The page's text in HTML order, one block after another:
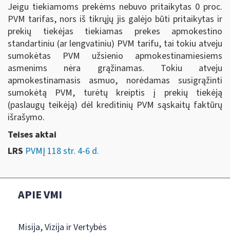
Jeigu tiekiamoms prekėms nebuvo pritaikytas 0 proc.
PVM tarifas, nors iš tikrųjų jis galėjo būti pritaikytas ir
prekių tiekėjas tiekiamas prekes apmokestino
standartiniu (ar lengvatiniu) PVM tarifu, tai tokiu atveju
sumokėtas PVM užsienio apmokestinamiesiems
asmenims nėra grąžinamas. Tokiu atveju
apmokestinamasis asmuo, norėdamas susigrąžinti
sumokėtą PVM, turėtų kreiptis į prekių tiekėją
(paslaugų teikėją) dėl kreditinių PVM sąskaitų faktūrų
išrašymo.
Teises aktai
LRS PVMĮ 118 str. 4-6 d.
APIE VMI
Misija, Vizija ir Vertybės